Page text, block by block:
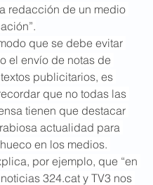
redacción de un medio
que se debe evitar
el envío de notas de
publicitarios, es
que no todas las
tienen que destacar
actualidad para
en los medios.
por ejemplo, que “en
324.cat y TV3 nos